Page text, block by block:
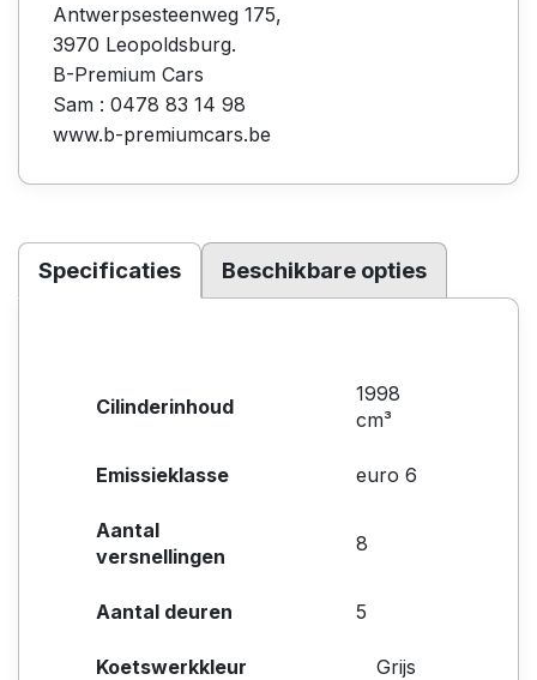
Antwerpsesteenweg 175,
3970 Leopoldsburg.
B-Premium Cars
Sam : 0478 83 14 98
www.b-premiumcars.be
Specificaties Beschikbare opties
Cilinderinhoud
1998
cm³
Emissieklasse euro 6
Aantal
versnellingen
8
Aantal deuren 5
Koetswerkkleur Grijs